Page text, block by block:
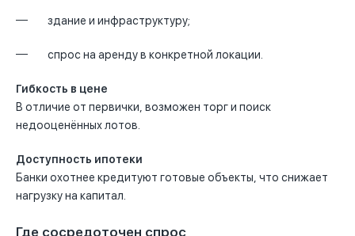
здание и инфраструктуру;
спрос на аренду в конкретной локации.
Гибкость в цене
В отличие от первички, возможен торг и поиск
недооценённых лотов.
Доступность ипотеки
Банки охотнее кредитуют готовые объекты, что снижает
нагрузку на капитал.
Где сосредоточен спрос